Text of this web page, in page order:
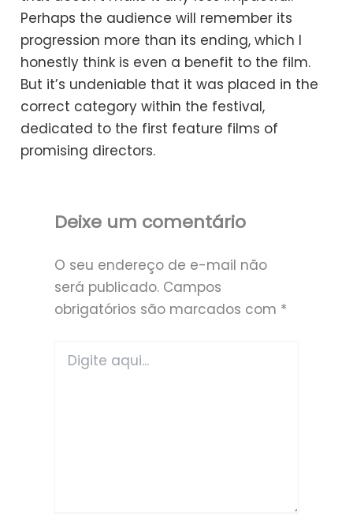
Perhaps the audience will remember its
progression more than its ending, which I
honestly think is even a benefit to the film.
But it’s undeniable that it was placed in the
correct category within the festival,
dedicated to the first feature films of
promising directors.
Deixe um comentário
O seu endereço de e-mail não
será publicado. Campos
obrigatórios são marcados com *
aqui...